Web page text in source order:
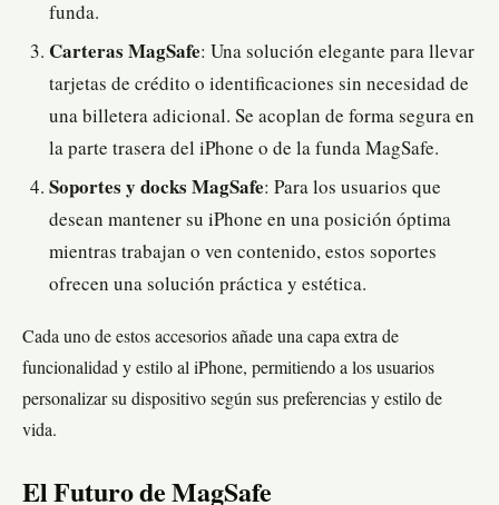
funda.
Carteras MagSafe: Una solución elegante para llevar
tarjetas de crédito o identificaciones sin necesidad de
una billetera adicional. Se acoplan de forma segura en
la parte trasera del iPhone o de la funda MagSafe.
Soportes y docks MagSafe: Para los usuarios que
desean mantener su iPhone en una posición óptima
mientras trabajan o ven contenido, estos soportes
ofrecen una solución práctica y estética.
Cada uno de estos accesorios añade una capa extra de
funcionalidad y estilo al iPhone, permitiendo a los usuarios
personalizar su dispositivo según sus preferencias y estilo de
vida.
El Futuro de MagSafe